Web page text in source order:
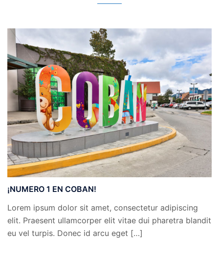
¡NUMERO 1 EN COBAN!
Lorem ipsum dolor sit amet, consectetur adipiscing
elit. Praesent ullamcorper elit vitae dui pharetra blandit
eu vel turpis. Donec id arcu eget […]